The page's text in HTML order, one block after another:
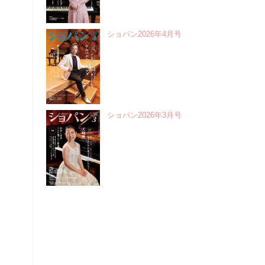
ショパン2026年4月号
ショパン2026年3月号